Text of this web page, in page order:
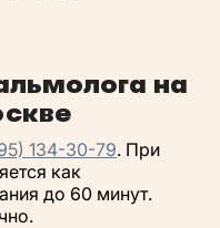
на
134-30-79. При
как
до 60 минут.